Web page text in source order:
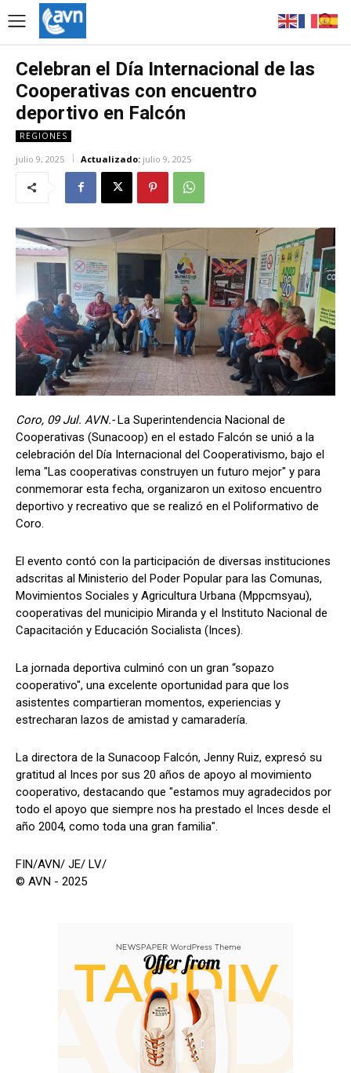
Celebran el Día Internacional de las
Cooperativas con encuentro
deportivo en Falcón
REGIONES
julio 9, 2025 Actualizado: julio 9, 2025
Coro, 09 Jul. AVN.-La Superintendencia Nacional de
Cooperativas (Sunacoop) en el estado Falcón se unió a la
celebración del Día Internacional del Cooperativismo, bajo el
lema "Las cooperativas construyen un futuro mejor" y para
conmemorar esta fecha, organizaron un exitoso encuentro
deportivo y recreativo que se realizó en el Poliformativo de
Coro.
El evento contó con la participación de diversas instituciones
adscritas al Ministerio del Poder Popular para las Comunas,
Movimientos Sociales y Agricultura Urbana (Mppcmsyau),
cooperativas del municipio Miranda y el Instituto Nacional de
Capacitación y Educación Socialista (Inces).
La jornada deportiva culminó con un gran “sopazo
cooperativo", una excelente oportunidad para que los
asistentes compartieran momentos, experiencias y
estrecharan lazos de amistad y camaradería.
La directora de la Sunacoop Falcón, Jenny Ruiz, expresó su
gratitud al Inces por sus 20 años de apoyo al movimiento
cooperativo, destacando que "estamos muy agradecidos por
todo el apoyo que siempre nos ha prestado el Inces desde el
año 2004, como toda una gran familia".
FIN/AVN/ JE/ LV/
© AVN - 2025